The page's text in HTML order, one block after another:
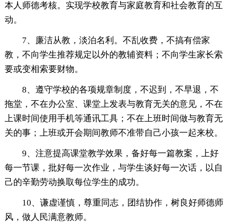
本人师德考核。实现学校教育与家庭教育和社会教育的互
动。
7、廉洁从教，淡泊名利。不乱收费，不搞有偿家
教，不向学生推荐规定以外的教辅资料；不向学生家长索
要或变相索要财物。
8、遵守学校的各项规章制度，不迟到，不早退，不
拖堂，不在办公室、课堂上发表与教育无关的意见，不在
上课时间使用手机等通讯工具；不在上班时间做与教育无
关的事；上班或开会期间教师不准带自己小孩一起来校。
9、注意提高课堂教学效果，备好每一篇教案，上好
每一节课，批好每一次作业，与学生谈好每一次话，以自
己的辛勤劳动换取每位学生的成功。
10、谦虚谨慎，尊重同志，团结协作，树良好师德师
风，做人民满意教师。